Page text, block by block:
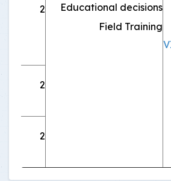
Educational decisions
Field Training
2
2
2